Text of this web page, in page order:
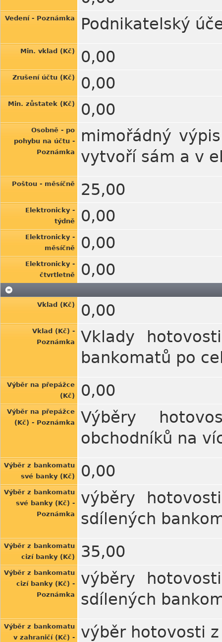
Vedení - Poznámka Podnikatelský
Min. vklad (Kč) 0,00
Zrušení účtu (Kč) 0,00
Min. zůstatek (Kč) 0,00
Osobně - po
pohybu na účtu -
Poznámka
mimořádný
vytvoří sám a v
Poštou - měsíčně 25,00
Elektronicky -
týdně
0,00
Elektronicky -
měsíčně
0,00
Elektronicky -
čtvrtletně
0,00
Vklad (Kč) 0,00
Vklad (Kč) -
Poznámka
Vklady
bankomatů po
Výběr na přepážce
(Kč)
0,00
Výběr na přepážce
(Kč) - Poznámka
Výběry
obchodníků na
Výběr z bankomatu
své banky (Kč)
0,00
Výběr z bankomatu
své banky (Kč) -
Poznámka
výběry
sdílených
Výběr z bankomatu
cizí banky (Kč)
35,00
Výběr z bankomatu
cizí banky (Kč) -
Poznámka
výběry
sdílených
Výběr z bankomatu
v zahraničí (Kč) -
výběr hotovosti